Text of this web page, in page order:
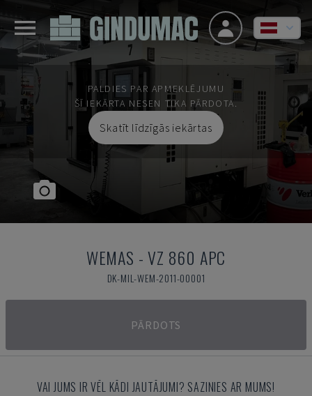
PALDIES PAR APMEKLĒJUMU
ŠĪ IEKĀRTA NESEN TIKA PĀRDOTA.
Skatīt līdzīgās iekārtas
WEMAS -VZ 860 APC
DK-MIL-WEM-2011-00001
PĀRDOTS
VAI JUMS IR VĒL KĀDI JAUTĀJUMI? SAZINIES AR MUMS!